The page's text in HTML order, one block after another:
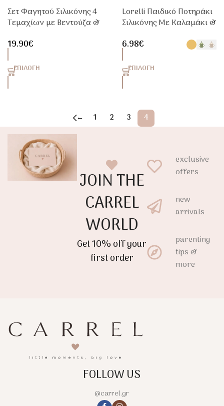
Σετ Φαγητού Σιλικόνης 4
Τεμαχίων με Βεντούζα &
(6m+)
19.90€
ΕΠΙΛΟΓΉ
Lorelli Παιδικό Ποτηράκι
Σιλικόνης Με Καλαμάκι &
– Εκπαιδευτικό Ποτήρι
6.98€
ΕΠΙΛΟΓΉ
← 1 2 3 4
JOIN THE
CARREL
WORLD
Get 10% off your
first order
exclusive
offers
new
arrivals
parenting
tips &
more
FOLLOW US
@carrel.gr